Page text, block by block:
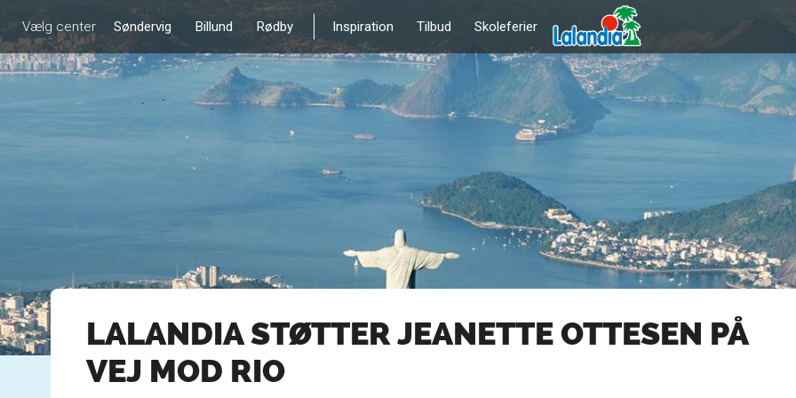
Vælg center Søndervig Billund Rødby Inspiration Tilbud Skoleferier
LALANDIA STØTTER JEANETTE OTTESEN PÅ
VEJ MOD RIO